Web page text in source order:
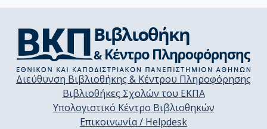
Διεύθυνση Βιβλιοθήκης & Κέντρου Πληροφόρησης
Βιβλιοθήκες Σχολών του ΕΚΠΑ
Υπολογιστικό Κέντρο Βιβλιοθηκών
Επικοινωνία / Helpdesk